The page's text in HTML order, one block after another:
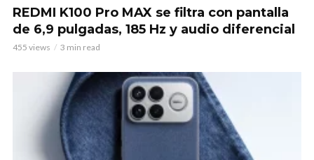
REDMI K100 Pro MAX se filtra con pantalla
de 6,9 pulgadas, 185 Hz y audio diferencial
455 views 3 min read